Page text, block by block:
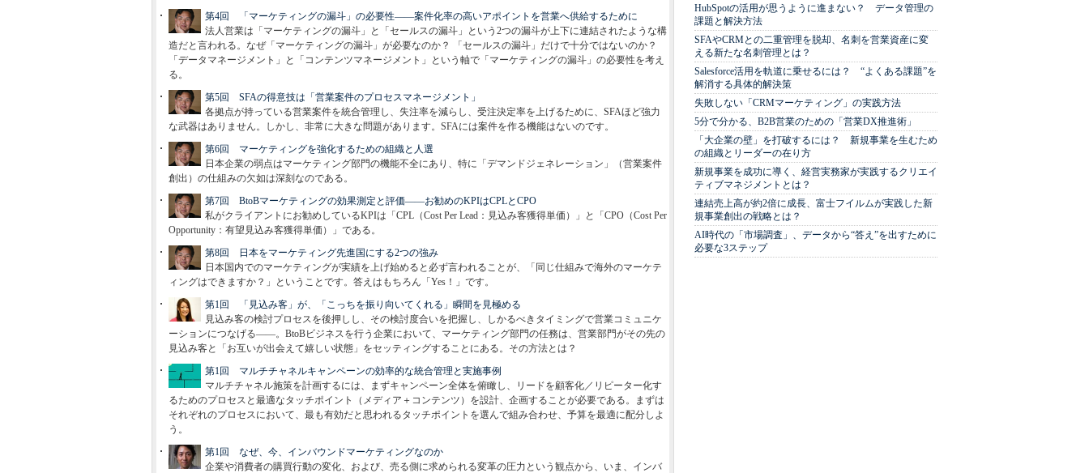
第4回 「マーケティングの漏斗」の必要性――案件化率の高いアポイントを営業へ供給するために
法人営業は「マーケティングの漏斗」と「セールスの漏斗」という2つの漏斗が上下に連結されたような構
造だと言われる。なぜ「マーケティングの漏斗」が必要なのか？ 「セールスの漏斗」だけで十分ではないのか？
「データマネージメント」と「コンテンツマネージメント」という軸で「マーケティングの漏斗」の必要性を考え
る。
第5回 SFAの得意技は「営業案件のプロセスマネージメント」
各拠点が持っている営業案件を統合管理し、失注率を減らし、受注決定率を上げるために、SFAほど強力
な武器はありません。しかし、非常に大きな問題があります。SFAには案件を作る機能はないのです。
第6回 マーケティングを強化するための組織と人選
日本企業の弱点はマーケティング部門の機能不全にあり、特に「デマンドジェネレーション」（営業案件
創出）の仕組みの欠如は深刻なのである。
第7回 BtoBマーケティングの効果測定と評価――お勧めのKPIはCPLとCPO
私がクライアントにお勧めしているKPIは「CPL（Cost Per Lead：見込み客獲得単価）」と「CPO（Cost Per
Opportunity：有望見込み客獲得単価）」である。
第8回 日本をマーケティング先進国にする2つの強み
日本国内でのマーケティングが実績を上げ始めると必ず言われることが、「同じ仕組みで海外のマーケテ
ィングはできますか？」ということです。答えはもちろん「Yes！」です。
第1回 「見込み客」が、「こっちを振り向いてくれる」瞬間を見極める
見込み客の検討プロセスを後押しし、その検討度合いを把握し、しかるべきタイミングで営業コミュニケ
ーションにつなげる――。BtoBビジネスを行う企業において、マーケティング部門の任務は、営業部門がその先の
見込み客と「お互いが出会えて嬉しい状態」をセッティングすることにある。その方法とは？
第1回 マルチチャネルキャンペーンの効率的な統合管理と実施事例
マルチチャネル施策を計画するには、まずキャンペーン全体を俯瞰し、リードを顧客化／リピーター化す
るためのプロセスと最適なタッチポイント（メディア＋コンテンツ）を設計、企画することが必要である。まずは
それぞれのプロセスにおいて、最も有効だと思われるタッチポイントを選んで組み合わせ、予算を最適に配分しよ
う。
第1回 なぜ、今、インバウンドマーケティングなのか
企業や消費者の購買行動の変化、および、売る側に求められる変革の圧力という観点から、いま、インバ
HubSpotの活用が思うように進まない？ データ管理の
課題と解決方法
SFAやCRMとの二重管理を脱却、名刺を営業資産に変
える新たな名刺管理とは？
Salesforce活用を軌道に乗せるには？ “よくある課題”を
解消する具体的解決策
失敗しない「CRMマーケティング」の実践方法
5分で分かる、B2B営業のための「営業DX推進術」
「大企業の壁」を打破するには？ 新規事業を生むため
の組織とリーダーの在り方
新規事業を成功に導く、経営実務家が実践するクリエイ
ティブマネジメントとは？
連結売上高が約2倍に成長、富士フイルムが実践した新
規事業創出の戦略とは？
AI時代の「市場調査」、データから“答え”を出すために
必要な3ステップ